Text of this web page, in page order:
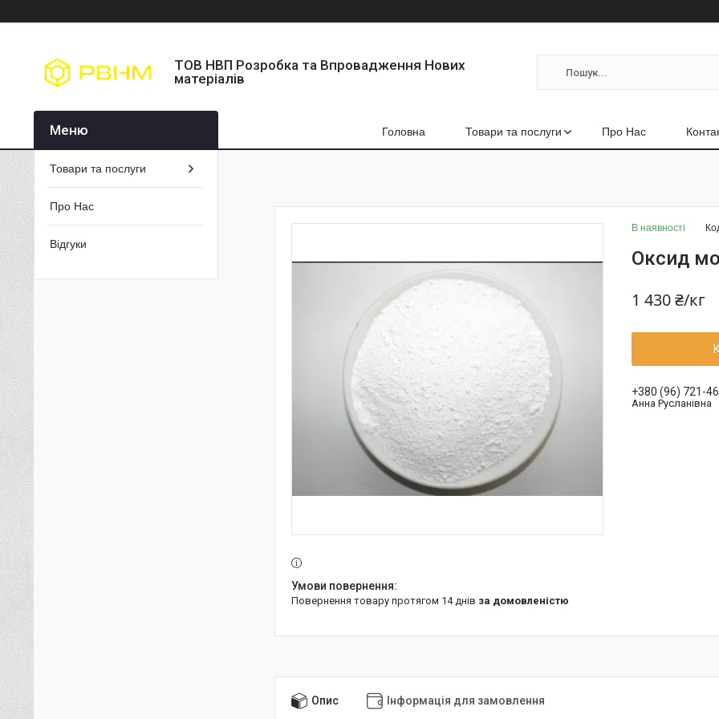
ТОВ НВП Розробка та Впровадження Нових
матеріалів
Головна Товари та послуги Про Нас
В наявності
Оксид
1 430 ₴/кг
+380 (96) 721-
Анна Русланівна
повернення товару протягом 14 днів за домовленістю
Опис Інформація для замовлення
Товари та послуги
Про Нас
Відгуки